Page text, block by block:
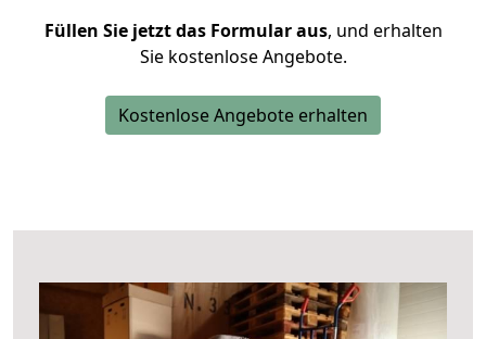
Füllen Sie jetzt das Formular aus, und erhalten
Sie kostenlose Angebote.
Kostenlose Angebote erhalten